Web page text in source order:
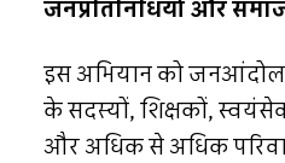
जनप्रतिनिधियों और
इस अभियान को जनआंदोलन
के सदस्यों, शिक्षकों,
और अधिक से अधिक